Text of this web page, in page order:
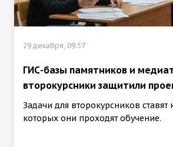
29 декабря, 09:57
ГИС-базы памятников и
второкурсники защитили
Задачи для второкурсников
которых они проходят обучение.